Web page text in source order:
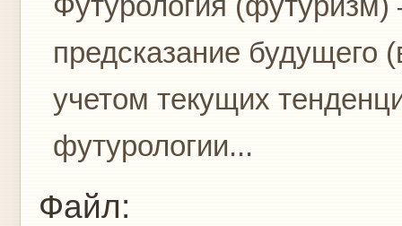
предсказание будущего
учетом текущих
футурологии...
Файл: